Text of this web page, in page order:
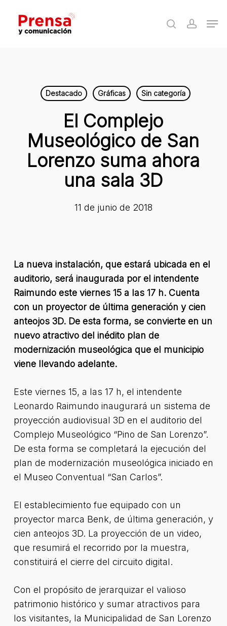
main
search
Destacado Gráficas Sin categoría
El Complejo
Museológico de San
Lorenzo suma ahora
una sala 3D
11 de junio de 2018
La nueva instalación, que estará ubicada en el
auditorio, será inaugurada por el intendente
Raimundo este viernes 15 a las 17 h. Cuenta
con un proyector de última generación y cien
anteojos 3D. De esta forma, se convierte en un
nuevo atractivo del inédito plan de
modernización museológica que el municipio
viene llevando adelante.
Este viernes 15, a las 17 h, el intendente
Leonardo Raimundo inaugurará un sistema de
proyección audiovisual 3D en el auditorio del
Complejo Museológico “Pino de San Lorenzo”.
De esta forma se completará la ejecución del
plan de modernización museológica iniciado en
el Museo Conventual “San Carlos”.
El establecimiento fue equipado con un
proyector marca Benk, de última generación, y
cien anteojos 3D. La proyección de un video,
que resumirá el recorrido por la muestra,
constituirá el cierre del circuito digital.
Con el propósito de jerarquizar el valioso
patrimonio histórico y sumar atractivos para
los visitantes, la Municipalidad de San Lorenzo